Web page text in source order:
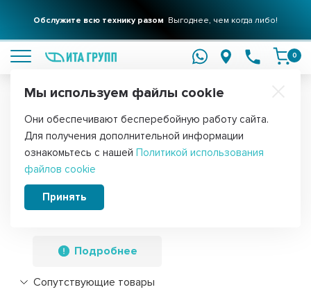
Обслужите всю технику разом Выгоднее, чем когда либо!
0
Главная Запчасти для водонагревателей ТЭНы для
Комплект ТЭН 1,5кВт (1500Вт) RCT,
резьбовой 42мм для Ariston, De Luxe,
Real, Thermex, под анод М6 +
термостат + прокладка, C60301
Подробнее
Сопутствующие товары
Мы используем файлы cookie
Они обеспечивают бесперебойную работу сайта.
Для получения дополнительной информации
ознакомьтесь с нашей Политикой использования
файлов cookie
Принять